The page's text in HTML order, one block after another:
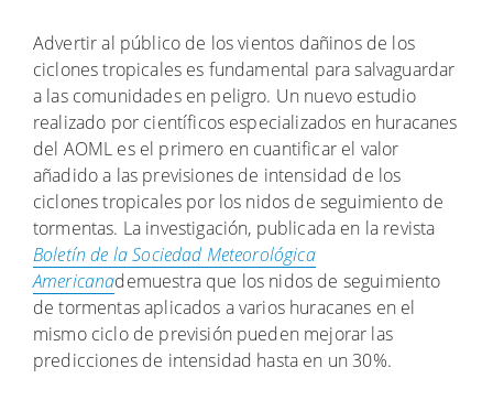
Advertir al público de los vientos dañinos de los
ciclones tropicales es fundamental para salvaguardar
a las comunidades en peligro. Un nuevo estudio
realizado por científicos especializados en huracanes
del AOML es el primero en cuantificar el valor
añadido a las previsiones de intensidad de los
ciclones tropicales por los nidos de seguimiento de
tormentas. La investigación, publicada en la revista
Boletín de la Sociedad Meteorológica
Americanademuestra que los nidos de seguimiento
de tormentas aplicados a varios huracanes en el
mismo ciclo de previsión pueden mejorar las
predicciones de intensidad hasta en un 30%.